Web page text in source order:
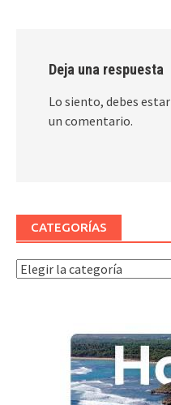
Deja una respuesta
Lo siento, debes estar
un comentario.
CATEGORÍAS
Categorías